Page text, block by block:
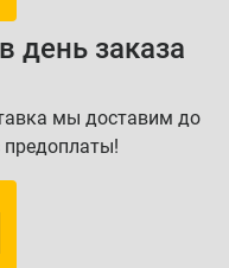
день заказа
мы доставим до
предоплаты!